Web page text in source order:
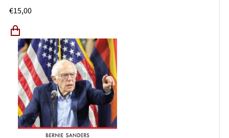
€15,00